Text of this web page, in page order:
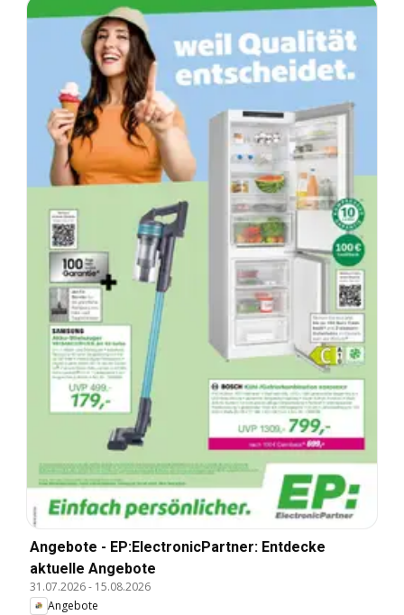
Angebote - EP:ElectronicPartner: Entdecke
aktuelle Angebote
31.07.2026- 15.08.2026
Angebote